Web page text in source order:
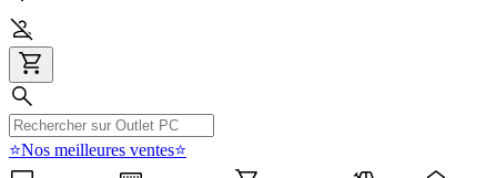
⭐Nos meilleures ventes⭐